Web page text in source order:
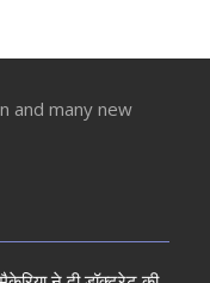
and many new